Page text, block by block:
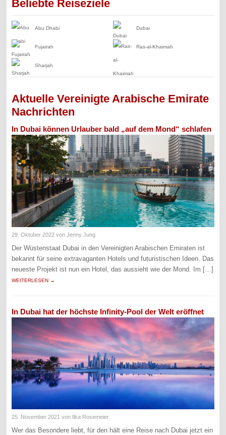
Beliebte Reiseziele
Abu Dhabi Dubai
Fujairah Ras-al-Khaimah
Sharjah
Aktuelle Vereinigte Arabische Emirate
Nachrichten
In Dubai können Urlauber bald „auf dem Mond“ schlafen
29. Oktober 2022 von Jenny Jung
Der Wüstenstaat Dubai in den Vereinigten Arabischen Emiraten ist
bekannt für seine extravaganten Hotels und futuristischen Ideen. Das
neueste Projekt ist nun ein Hotel, das aussieht wie der Mond. Im […]
WEITERLESEN →
In Dubai hat der höchste Infinity-Pool der Welt eröffnet
25. November 2021 von Ilka Rosemeier
Wer das Besondere liebt, für den hält eine Reise nach Dubai jetzt ein